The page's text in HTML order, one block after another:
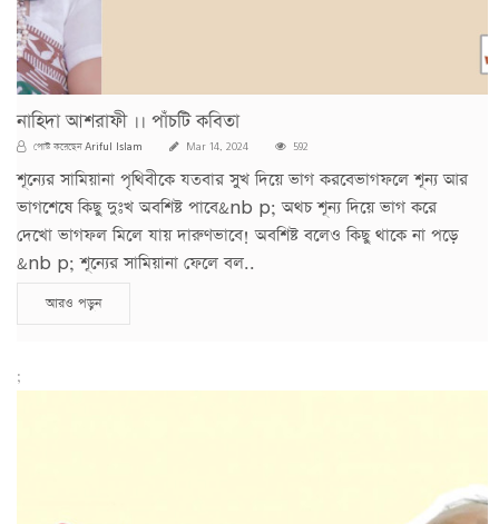
নাহিদা আশরাফী ।। পাঁচটি কবিতা
পোস্ট করেছেনAriful Islam Mar 14, 2024 592
শূন্যের সামিয়ানা পৃথিবীকে যতবার সুখ দিয়ে ভাগ করবেভাগফলে শূন্য আর
ভাগশেষে কিছু দুঃখ অবশিষ্ট পাবে&nb p; অথচ শূন্য দিয়ে ভাগ করে
দেখো ভাগফল মিলে যায় দারুণভাবে! অবশিষ্ট বলেও কিছু থাকে না পড়ে
&nb p; শূন্যের সামিয়ানা ফেলে বল..
আরও পড়ুন
;